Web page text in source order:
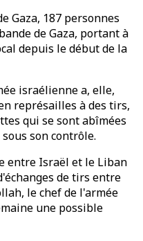
Gaza, 187 personnes
de Gaza, portant à
depuis le début de la
israélienne a, elle,
représailles à des tirs,
qui se sont abîmées
son contrôle.
entre Israël et le Liban
de tirs entre
le chef de l'armée
une possible